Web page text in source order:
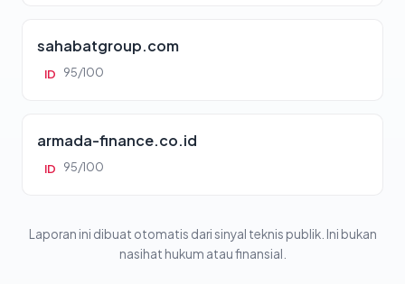
sahabatgroup.com
ID 95/100
armada-finance.co.id
ID 95/100
Laporan ini dibuat otomatis dari sinyal teknis publik. Ini bukan
nasihat hukum atau finansial.